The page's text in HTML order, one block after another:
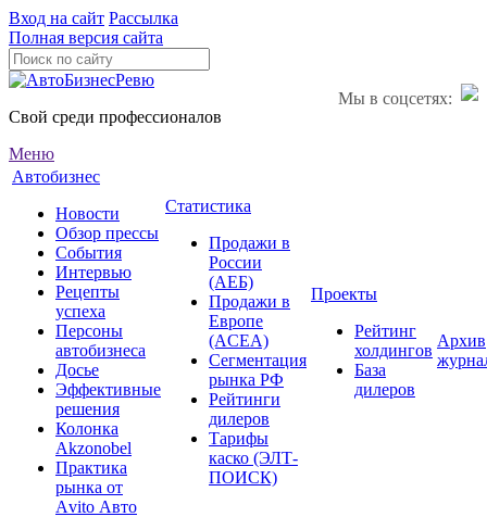
Вход на сайт Рассылка
Полная версия сайта
Мы в соцсетях:
Свой среди профессионалов
Меню
Автобизнес
Новости
Обзор прессы
События
Интервью
Рецепты
успеха
Персоны
автобизнеса
Досье
Эффективные
решения
Колонка
Akzonobel
Практика
рынка от
Аvito Авто
Статистика
Продажи в
России
(АЕБ)
Продажи в
Европе
(ACEA)
Сегментация
рынка РФ
Рейтинги
дилеров
Тарифы
каско (ЭЛТ-
ПОИСК)
Проекты
Рейтинг
холдингов
База
дилеров
Архив